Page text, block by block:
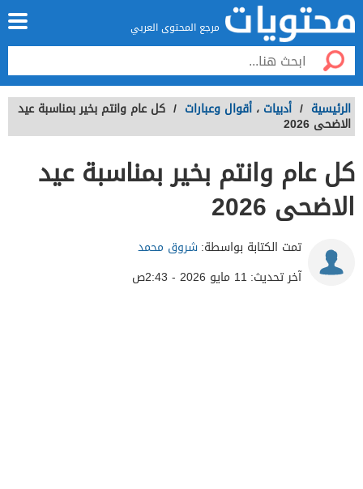
مرجع المحتوى العربي
الرئيسية / أدبيات ، أقوال وعبارات / كل عام وانتم بخير بمناسبة عيد
الاضحى 2026
كل عام وانتم بخير بمناسبة عيد
الاضحى 2026
تمت الكتابة بواسطة:شروق محمد
آخر تحديث: 11 مايو 2026 - 2:43ص